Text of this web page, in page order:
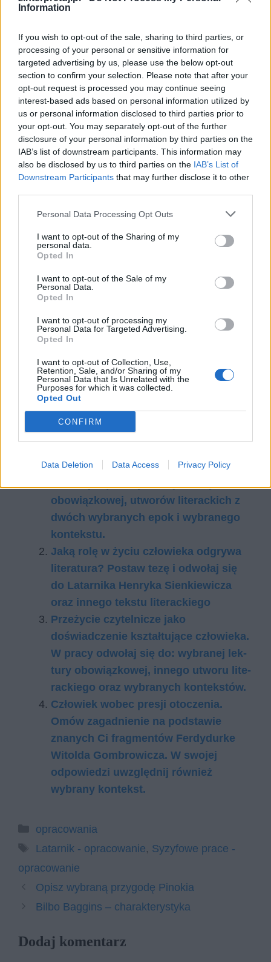
Information
If you wish to opt-out of the sale, sharing to third parties, or
processing of your personal or sensitive information for
targeted advertising by us, please use the below opt-out
section to confirm your selection. Please note that after your
opt-out request is processed you may continue seeing
interest-based ads based on personal information utilized by
us or personal information disclosed to third parties prior to
your opt-out. You may separately opt-out of the further
disclosure of your personal information by third parties on the
IAB’s list of downstream participants. This information may
also be disclosed by us to third parties on the IAB’s List of
Downstream Participants that may further disclose it to other
Personal Data Processing Opt Outs
I want to opt-out of the Sharing of my
personal data.
Opted In
I want to opt-out of the Sale of my
Personal Data.
Opted In
I want to opt-out of processing my
Personal Data for Targeted Advertising.
Opted In
I want to opt-out of Collection, Use,
Retention, Sale, and/or Sharing of my
Personal Data that Is Unrelated with the
Purposes for which it was collected.
Opted Out
CONFIRM
Data Deletion Data Access Privacy Policy
mają coś, co należy pielęgnować i chronić za
wszelką cenę.
Czytaj także:
Dialog między tekstami. Rozważ, jaką
funkcję mogą pełnić w dziele
literackim nawiązania intertekstualne.
Punktem wyjścia do rozważań uczyń
Michała Pawła Markowskiego. W pracy
obowiązkowej, utworów literackich z
dwóch wybranych epok i wybranego
kontekstu.
Jaką rolę w życiu człowieka odgrywa
literatura? Postaw tezę i odwołaj się
do Latarnika Henryka Sienkiewicza
oraz innego tekstu literackiego
Przeżycie czytelnicze jako
doświadczenie kształtujące człowieka.
W pra­cy od­wo­łaj się do: wy­bra­nej lek­
tu­ry obo­wiąz­ko­wej, in­ne­go utwo­ru li­te­
rac­kie­go oraz wy­bra­nych kon­tek­stów.
Człowiek wobec presji otoczenia.
Omów zagadnienie na podstawie
znanych Ci fragmentów Ferdydurke
Witolda Gombrowicza. W swojej
odpowiedzi uwzględnij również
wybrany kontekst.
Kategorie
opracowania
Tagi
Latarnik - opracowanie, Syzyfowe prace -
opracowanie
Opisz wybraną przygodę Pinokia
Bilbo Baggins – charakterystyka
Dodaj komentarz